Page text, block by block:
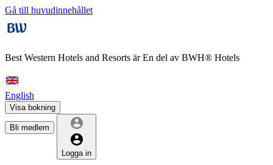
Gå till huvudinnehållet
Best Western Hotels and Resorts ärEn del av BWH® Hotels
English
Visa bokning
Bli medlem
Logga in